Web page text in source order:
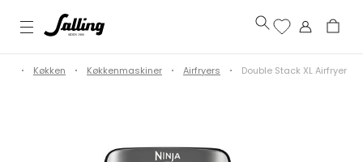
Køkken Køkkenmaskiner Airfryers Double Stack XL Airfryer